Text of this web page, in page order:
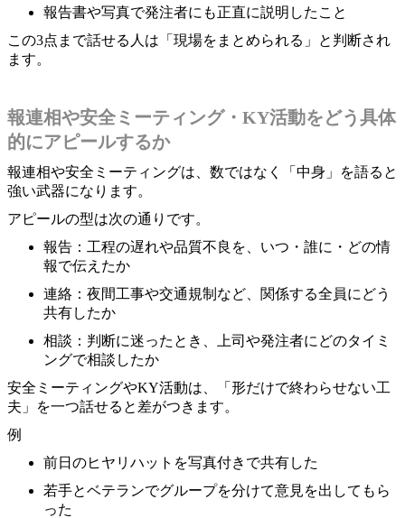
報告書や写真で発注者にも正直に説明したこと
この3点まで話せる人は「現場をまとめられる」と判断され
ます。
報連相や安全ミーティング・KY活動をどう具体
的にアピールするか
報連相や安全ミーティングは、数ではなく「中身」を語ると
強い武器になります。
アピールの型は次の通りです。
報告：工程の遅れや品質不良を、いつ・誰に・どの情
報で伝えたか
連絡：夜間工事や交通規制など、関係する全員にどう
共有したか
相談：判断に迷ったとき、上司や発注者にどのタイミ
ングで相談したか
安全ミーティングやKY活動は、「形だけで終わらせない工
夫」を一つ話せると差がつきます。
例
前日のヒヤリハットを写真付きで共有した
若手とベテランでグループを分けて意見を出してもら
った